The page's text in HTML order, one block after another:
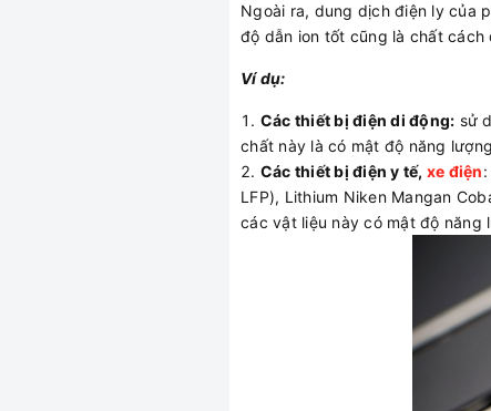
Ngoài ra, dung dịch điện ly của
độ dẫn ion tốt cũng là chất cách
Ví dụ:
Các thiết bị điện di động: sử
chất này là có mật độ năng
Các thiết bị điện y tế, xe điện
LFP), Lithium Niken Mangan
các vật liệu này có mật độ năng